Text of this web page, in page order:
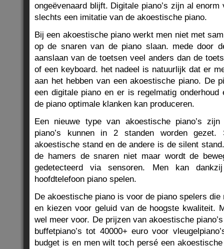
ongeëvenaard blijft. Digitale piano’s zijn al
slechts een imitatie van de akoestische piano.
Bij een akoestische piano werkt men niet met
op de snaren van de piano slaan. mede door
aanslaan van de toetsen veel anders dan de
of een keyboard. het nadeel is natuurlijk dat er
aan het hebben van een akoestische piano. De
een digitale piano en er is regelmatig onderhoud
de piano optimale klanken kan produceren.
Een nieuwe type van akoestische piano’s
piano’s kunnen in 2 standen worden
akoestische stand en de andere is de silent
de hamers de snaren niet maar wordt de
gedetecteerd via sensoren. Men kan
hoofdtelefoon piano spelen.
De akoestische piano is voor de piano spelers
en kiezen voor geluid van de hoogste kwaliteit.
wel meer voor. De prijzen van akoestische
buffetpiano’s tot 40000+ euro voor
budget is en men wilt toch persé een